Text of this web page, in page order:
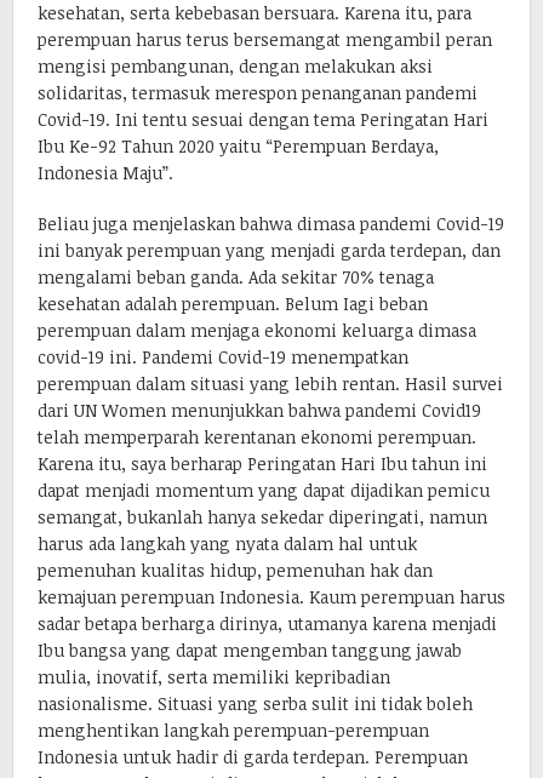
kesehatan, serta kebebasan bersuara. Karena itu, para
perempuan harus terus bersemangat mengambil peran
mengisi pembangunan, dengan melakukan aksi
solidaritas, termasuk merespon penanganan pandemi
Covid-19. Ini tentu sesuai dengan tema Peringatan Hari
Ibu Ke-92 Tahun 2020 yaitu “Perempuan Berdaya,
Indonesia Maju”.
Beliau juga menjelaskan bahwa dimasa pandemi Covid-19
ini banyak perempuan yang menjadi garda terdepan, dan
mengalami beban ganda. Ada sekitar 70% tenaga
kesehatan adalah perempuan. Belum Iagi beban
perempuan dalam menjaga ekonomi keluarga dimasa
covid-19 ini. Pandemi Covid-19 menempatkan
perempuan dalam situasi yang lebih rentan. Hasil survei
dari UN Women menunjukkan bahwa pandemi Covid19
telah memperparah kerentanan ekonomi perempuan.
Karena itu, saya berharap Peringatan Hari Ibu tahun ini
dapat menjadi momentum yang dapat dijadikan pemicu
semangat, bukanlah hanya sekedar diperingati, namun
harus ada langkah yang nyata dalam hal untuk
pemenuhan kualitas hidup, pemenuhan hak dan
kemajuan perempuan Indonesia. Kaum perempuan harus
sadar betapa berharga dirinya, utamanya karena menjadi
Ibu bangsa yang dapat mengemban tanggung jawab
mulia, inovatif, serta memiliki kepribadian
nasionalisme. Situasi yang serba sulit ini tidak boleh
menghentikan langkah perempuan-perempuan
Indonesia untuk hadir di garda terdepan. Perempuan